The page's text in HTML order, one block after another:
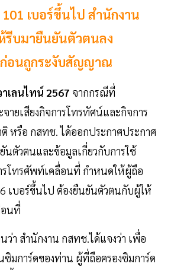
เบอร์ขึ้นไป สำนักงาน
รีบมายืนยันตัวตนลง
อนถูกระงับสัญญาณ
เลนไทน์ 2567 จากกรณีที่
ายเสียงกิจการโทรทัศน์และกิจการ
หรือ กสทช. ได้ออกประกาศประกาศ
นตัวตนและข้อมูลเกี่ยวกับการใช้
รโทรศัพท์เคลื่อนที่ กำหนดให้ผู้ถือ
เบอร์ขึ้นไป ต้องยืนยันตัวตนกับผู้ให้
อนที่
ว่า สำนักงาน กสทช.ได้แจงว่า เพื่อ
ซิมการ์ดของท่าน ผู้ที่ถือครองซิมการ์ด